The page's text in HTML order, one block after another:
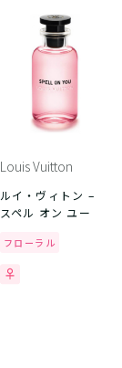
Louis Vuitton
ルイ・ヴィトン –
スペル オン ユー
フローラル